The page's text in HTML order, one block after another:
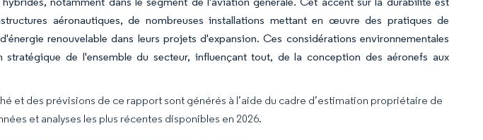
aéronautiques, de nombreuses installations mettant en œuvre des pratiques de
renouvelable dans leurs projets d'expansion. Ces considérations environnementales
stratégique de l'ensemble du secteur, influençant tout, de la conception des aéronefs aux
et des prévisions de ce rapport sont générés à l’aide du cadre d’estimation propriétaire de
et analyses les plus récentes disponibles en 2026.